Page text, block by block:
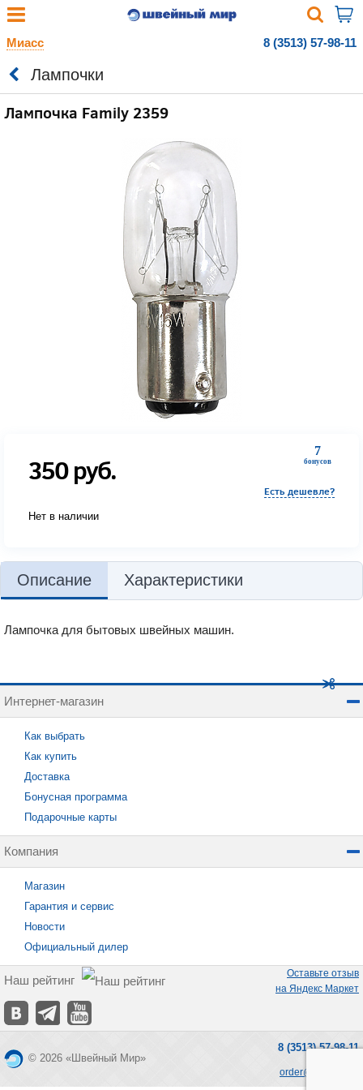
Миасс 8 (3513) 57-98-11
Лампочки
Лампочка Family 2359
7
бонусов
350руб.
Есть дешевле?
Нет в наличии
Описание Характеристики
Лампочка для бытовых швейных машин.
Интернет-магазин
Как выбрать
Как купить
Доставка
Бонусная программа
Подарочные карты
Компания
Магазин
Гарантия и сервис
Новости
Официальный дилер
Наш рейтинг
Оставьте отзыв
на Яндекс Маркет
© 2026 «Швейный Мир»
8 (3513) 57-98-11
order@seworld.ru